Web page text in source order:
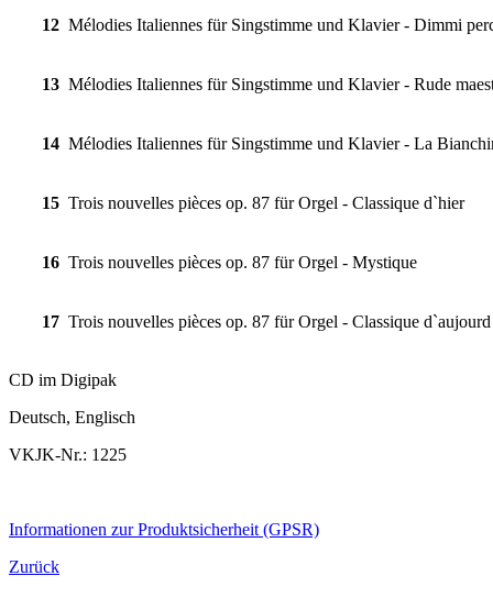
12 Mélodies Italiennes für Singstimme und Klavier - Dimmi
13 Mélodies Italiennes für Singstimme und Klavier - Rude
14 Mélodies Italiennes für Singstimme und Klavier - La
15 Trois nouvelles pièces op. 87 für Orgel - Classique d`hier
16 Trois nouvelles pièces op. 87 für Orgel - Mystique
17 Trois nouvelles pièces op. 87 für Orgel - Classique d`aujourd
CD im Digipak
Deutsch, Englisch
VKJK-Nr.: 1225
Informationen zur Produktsicherheit (GPSR)
Zurück